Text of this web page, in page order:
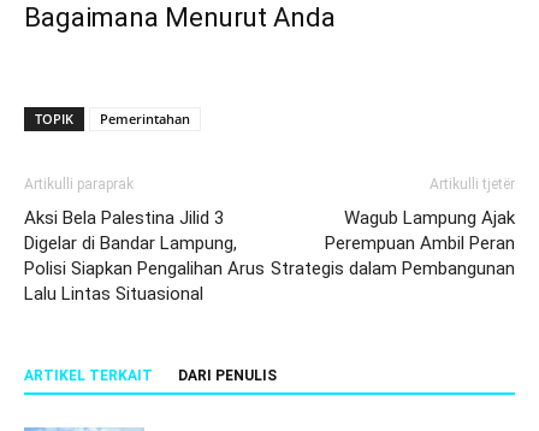
Bagaimana Menurut Anda
TOPIK Pemerintahan
Artikulli paraprak
Aksi Bela Palestina Jilid 3
Digelar di Bandar Lampung,
Polisi Siapkan Pengalihan Arus
Lalu Lintas Situasional
Artikulli tjetër
Wagub Lampung Ajak
Perempuan Ambil Peran
Strategis dalam Pembangunan
ARTIKEL TERKAIT DARI PENULIS